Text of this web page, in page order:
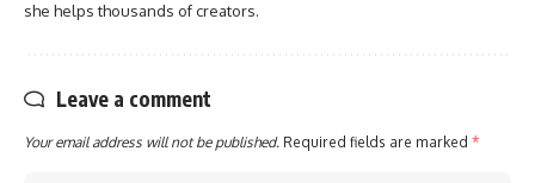
she helps thousands of creators.
Leave a comment
Your email address will not be published. Required fields are marked *